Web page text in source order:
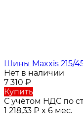
Шины Maxxis 215/
Нет в наличии
7 310 ₽
Купить
С учётом НДС по
1 218,33 ₽ x 6 мес.